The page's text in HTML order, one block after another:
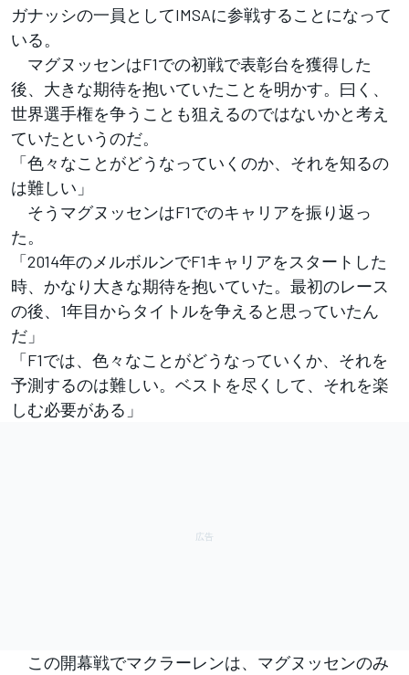
ガナッシの一員としてIMSAに参戦することになって
いる。
マグヌッセンはF1での初戦で表彰台を獲得した
後、大きな期待を抱いていたことを明かす。曰く、
世界選手権を争うことも狙えるのではないかと考え
ていたというのだ。
「色々なことがどうなっていくのか、それを知るの
は難しい」
そうマグヌッセンはF1でのキャリアを振り返っ
た。
「2014年のメルボルンでF1キャリアをスタートした
時、かなり大きな期待を抱いていた。最初のレース
の後、1年目からタイトルを争えると思っていたん
だ」
「F1では、色々なことがどうなっていくか、それを
予測するのは難しい。ベストを尽くして、それを楽
しむ必要がある」
この開幕戦でマクラーレンは、マグヌッセンのみ